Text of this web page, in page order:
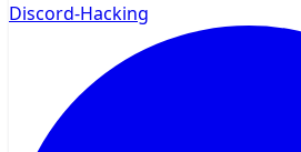
Discord-Hacking